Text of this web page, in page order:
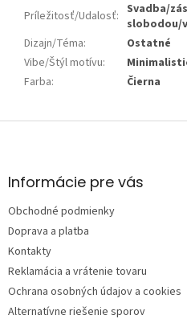
Príležitosť/Udalosť: Svadba/
slobodou/
Dizajn/Téma:
Ostatné
Vibe/Štýl motívu:
Farba: Čierna
Z
ä
e
Informácie pre vás
Obchodné podmienky
Doprava a platba
Kontakty
Reklamácia a vrátenie tovaru
Ochrana osobných údajov a cookies
Alternatívne riešenie sporov